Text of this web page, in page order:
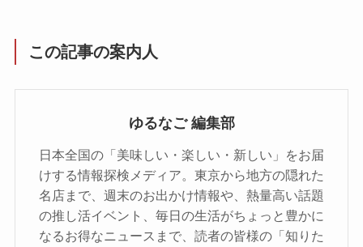
この記事の案内人
ゆるなご 編集部
日本全国の「美味しい・楽しい・新しい」をお届
けする情報探検メディア。東京から地方の隠れた
名店まで、週末のお出かけ情報や、熱量高い話題
の推し活イベント、毎日の生活がちょっと豊かに
なるお得なニュースまで、読者の皆様の「知りた